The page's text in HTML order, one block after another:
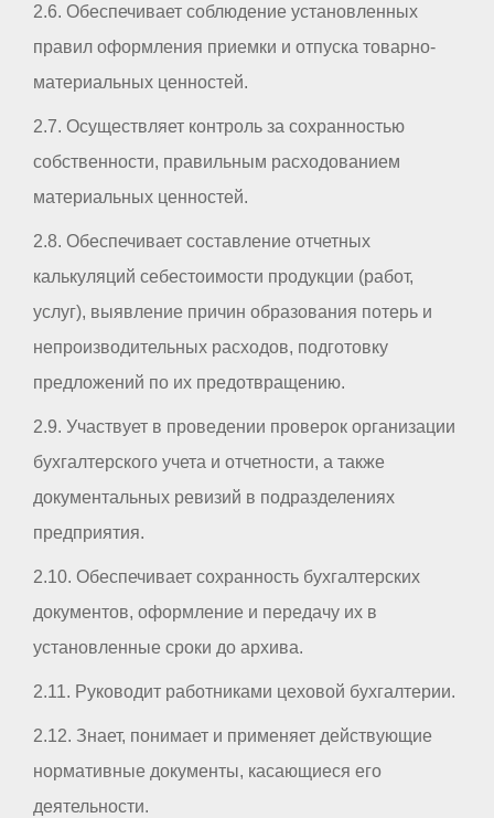
2.6. Обеспечивает соблюдение установленных
правил оформления приемки и отпуска товарно-
материальных ценностей.
2.7. Осуществляет контроль за сохранностью
собственности, правильным расходованием
материальных ценностей.
2.8. Обеспечивает составление отчетных
калькуляций себестоимости продукции (работ,
услуг), выявление причин образования потерь и
непроизводительных расходов, подготовку
предложений по их предотвращению.
2.9. Участвует в проведении проверок организации
бухгалтерского учета и отчетности, а также
документальных ревизий в подразделениях
предприятия.
2.10. Обеспечивает сохранность бухгалтерских
документов, оформление и передачу их в
установленные сроки до архива.
2.11. Руководит работниками цеховой бухгалтерии.
2.12. Знает, понимает и применяет действующие
нормативные документы, касающиеся его
деятельности.